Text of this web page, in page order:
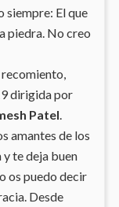
siempre: El que
piedra. No creo
recomiento,
dirigida por
Patel.
amantes de los
y te deja buen
os puedo decir
Desde